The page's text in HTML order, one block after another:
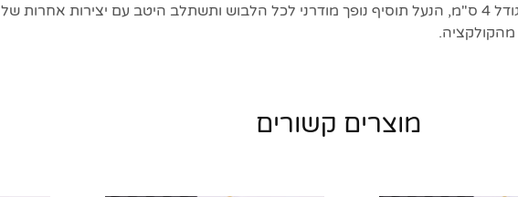
הנעל בתוספת עקב גלילי בגודל 4 ס"מ, הנעל תוסיף נופך מודרני לכל הלבוש ותשתלב היטב עם יצירות אחרות של
מוצרים קשורים